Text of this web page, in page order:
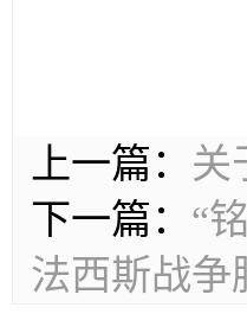
上一篇： 关
下一篇： “
法西斯战争